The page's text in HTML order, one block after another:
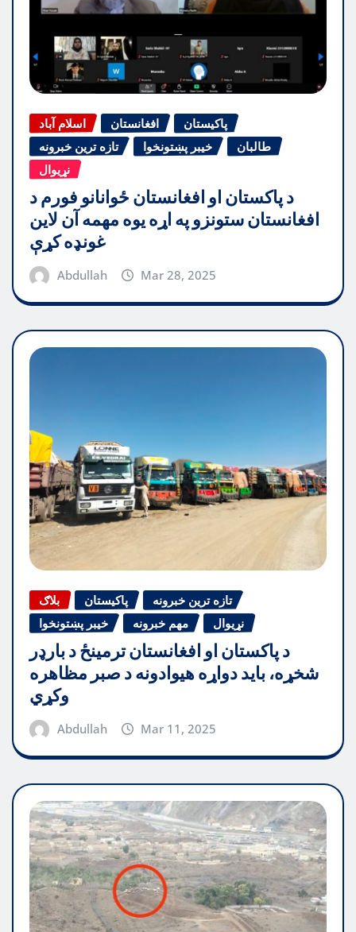
اسلام آباد افغانستان
پاکیستان
تازه ترین خبرونه
خیبر پښتونخوا
طالبان
نړیوال
د پاکستان او افغانستان ځوانانو فورم د
افغانستان ستونزو په اړه یوه مهمه آن لاین
غونډه کړې
Abdullah Mar 28, 2025
بلاګ پاکیستان
تازه ترین خبرونه
خیبر پښتونخوا
مهم خبرونه نړیوال
د پاکستان او افغانستان ترمینځ د بارډر
شخړه، باید دواړه هیوادونه د صبر مظاهره
وکړي
Abdullah Mar 11, 2025